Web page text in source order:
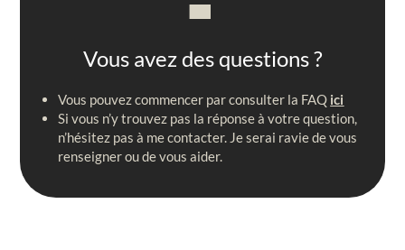
Vous avez des questions ?
Vous pouvez commencer par consulter la FAQ ici
Si vous n’y trouvez pas la réponse à votre question,
n’hésitez pas à me contacter. Je serai ravie de vous
renseigner ou de vous aider.